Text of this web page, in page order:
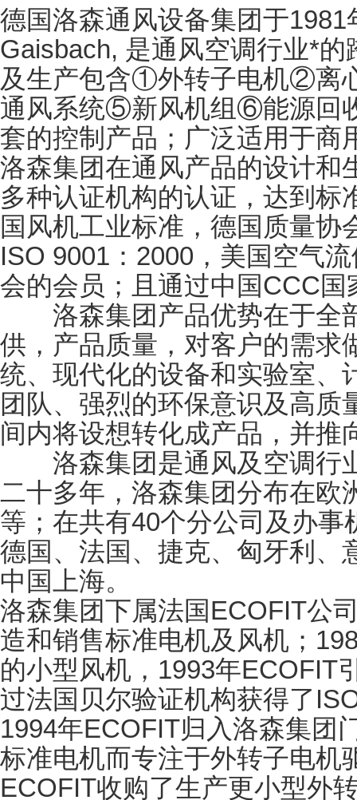
德国洛森通风设备集团于
Gaisbach, 是通风空调行业*
及生产包含①外转子电机②离
通风系统⑤新风机组⑥能源回
套的控制产品；广泛适用于商
洛森集团在通风产品的设计和
多种认证机构的认证，达到标
国风机工业标准，德国质量
ISO 9001：2000，美国空气
会的会员；且通过中国CCC国
洛森集团产品优势在于全
供，产品质量，对客户的需求
统、现代化的设备和实验室、
团队、强烈的环保意识及高
间内将设想转化成产品，并推
洛森集团是通风及空调行
二十多年，洛森集团分布在欧
等；在共有40个分公司及办
德国、法国、捷克、匈牙利、
中国上海。
洛森集团下属法国ECOFIT公
造和销售标准电机及风机；
的小型风机，1993年ECOFIT
过法国贝尔验证机构获得了
1994年ECOFIT归入洛森集团
标准电机而专注于外转子电机
ECOFIT收购了生产更小型外